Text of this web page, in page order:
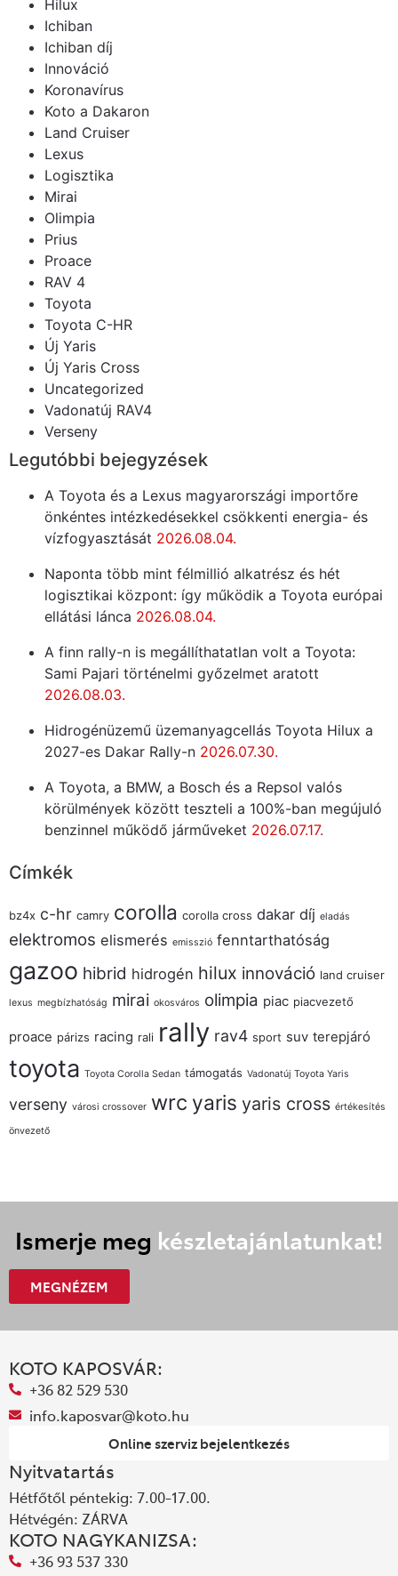
Hilux
Ichiban
Ichiban díj
Innováció
Koronavírus
Koto a Dakaron
Land Cruiser
Lexus
Logisztika
Mirai
Olimpia
Prius
Proace
RAV 4
Toyota
Toyota C-HR
Új Yaris
Új Yaris Cross
Uncategorized
Vadonatúj RAV4
Verseny
Legutóbbi bejegyzések
A Toyota és a Lexus magyarországi importőre
önkéntes intézkedésekkel csökkenti energia- és
vízfogyasztását 2026.08.04.
Naponta több mint félmillió alkatrész és hét
logisztikai központ: így működik a Toyota európai
ellátási lánca 2026.08.04.
A finn rally-n is megállíthatatlan volt a Toyota:
Sami Pajari történelmi győzelmet aratott
2026.08.03.
Hidrogénüzemű üzemanyagcellás Toyota Hilux a
2027-es Dakar Rally-n 2026.07.30.
A Toyota, a BMW, a Bosch és a Repsol valós
körülmények között teszteli a 100%-ban megújuló
benzinnel működő járműveket 2026.07.17.
Címkék
bz4x c-hr camry corolla corolla cross dakar díj eladás
elektromos elismerés emisszió fenntarthatóság
gazoo hibrid hidrogén hilux innováció land cruiser
lexus megbízhatóság mirai okosváros olimpia piac piacvezető
proace párizs racing rali rally rav4 sport suv terepjáró
toyota Toyota Corolla Sedan támogatás Vadonatúj Toyota Yaris
verseny városi crossover wrc yaris yaris cross értékesítés
önvezető
Ismerje meg készletajánlatunkat!
MEGNÉZEM
KOTO KAPOSVÁR:
+36 82 529 530
info.kaposvar@koto.hu
Online szerviz bejelentkezés
Nyitvatartás
Hétfőtől péntekig: 7.00-17.00.
Hétvégén: ZÁRVA
KOTO NAGYKANIZSA:
+36 93 537 330